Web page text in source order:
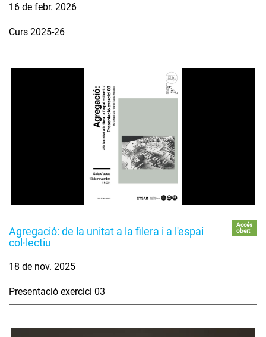
16 de febr. 2026
Curs 2025-26
Agregació: de la unitat a la filera i a l'espai
col·lectiu
Accés
obert
18 de nov. 2025
Presentació exercici 03